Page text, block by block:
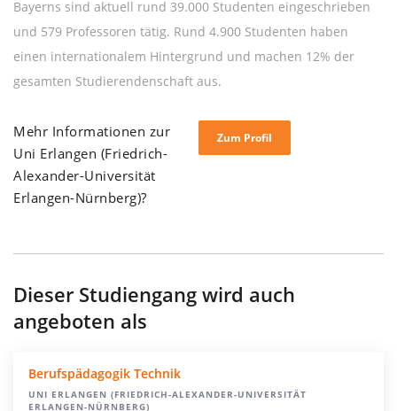
Bayerns sind aktuell rund 39.000 Studenten eingeschrieben
und 579 Professoren tätig. Rund 4.900 Studenten haben
einen internationalem Hintergrund und machen 12% der
gesamten Studierendenschaft aus.
Mehr Informationen zur
Uni Erlangen (Friedrich-
Alexander-Universität
Erlangen-Nürnberg)?
Zum Profil
Dieser Studiengang wird auch
angeboten als
Berufspädagogik Technik
UNI ERLANGEN (FRIEDRICH-ALEXANDER-UNIVERSITÄT
ERLANGEN-NÜRNBERG)